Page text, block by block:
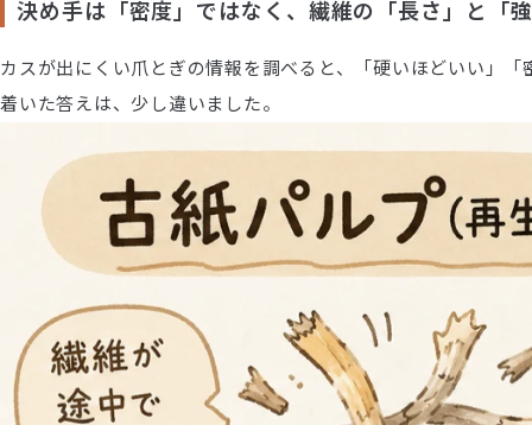
決め手は「密度」ではなく、繊維の「長さ」と「
カスが出にくい爪とぎの情報を調べると、「硬いほどいい」
着いた答えは、少し違いました。